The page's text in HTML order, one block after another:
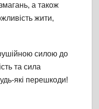
а також
жити,
силою до
та сила
які перешкоди!